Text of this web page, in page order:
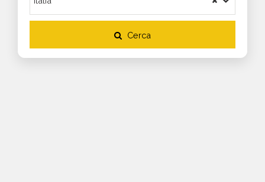
Cerca